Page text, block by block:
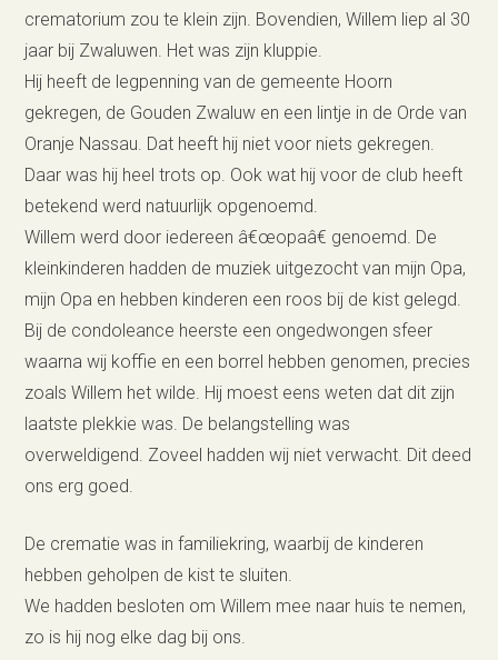
crematorium zou te klein zijn. Bovendien, Willem liep al 30
jaar bij Zwaluwen. Het was zijn kluppie.
Hij heeft de legpenning van de gemeente Hoorn
gekregen, de Gouden Zwaluw en een lintje in de Orde van
Oranje Nassau. Dat heeft hij niet voor niets gekregen.
Daar was hij heel trots op. Ook wat hij voor de club heeft
betekend werd natuurlijk opgenoemd.
Willem werd door iedereen â€œopaâ€ genoemd. De
kleinkinderen hadden de muziek uitgezocht van mijn Opa,
mijn Opa en hebben kinderen een roos bij de kist gelegd.
Bij de condoleance heerste een ongedwongen sfeer
waarna wij koffie en een borrel hebben genomen, precies
zoals Willem het wilde. Hij moest eens weten dat dit zijn
laatste plekkie was. De belangstelling was
overweldigend. Zoveel hadden wij niet verwacht. Dit deed
ons erg goed.
De crematie was in familiekring, waarbij de kinderen
hebben geholpen de kist te sluiten.
We hadden besloten om Willem mee naar huis te nemen,
zo is hij nog elke dag bij ons.